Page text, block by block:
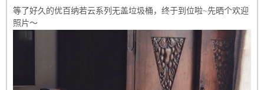
等了好久的优百纳若云系列无盖垃圾桶，终于到位啦~先晒个欢迎
照片～